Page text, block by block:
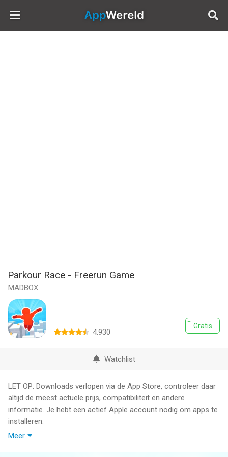
AppWereld
Parkour Race - Freerun Game
MADBOX
Gratis
4.930
Watchlist
LET OP: Downloads verlopen via de App Store, controleer daar
altijd de meest actuele prijs, compatibiliteit en andere
informatie. Je hebt een actief Apple account nodig om apps te
installeren.
Meer